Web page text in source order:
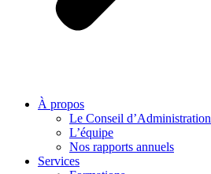
À propos
Le Conseil d’Administration
L’équipe
Nos rapports annuels
Services